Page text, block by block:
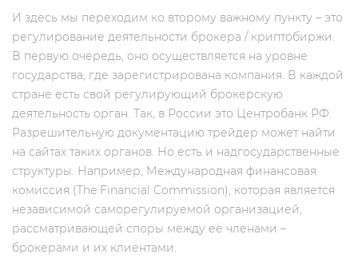
И здесь мы переходим ко второму важному пункту – это
регулирование деятельности брокера / криптобиржи.
В первую очередь, оно осуществляется на уровне
государства, где зарегистрирована компания. В каждой
стране есть свой регулирующий брокерскую
деятельность орган. Так, в России это Центробанк РФ.
Разрешительную документацию трейдер может найти
на сайтах таких органов. Но есть и надгосударственные
структуры. Например, Международная финансовая
комиссия (The Financial Commission), которая является
независимой саморегулируемой организацией,
рассматривающей споры между её членами –
брокерами и их клиентами.